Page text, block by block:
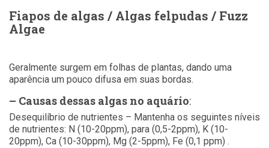
Fiapos de algas / Algas felpudas / Fuzz
Algae
Geralmente surgem em folhas de plantas, dando uma
aparência um pouco difusa em suas bordas.
– Causas dessas algas no aquário:
Desequilíbrio de nutrientes – Mantenha os seguintes níveis
de nutrientes: N (10-20ppm), para (0,5-2ppm), K (10-
20ppm), Ca (10-30ppm), Mg (2-5ppm), Fe (0,1 ppm) .